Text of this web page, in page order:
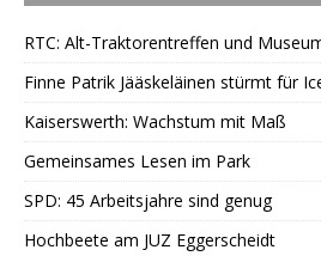
RTC: Alt-Traktorentreffen und
Finne Patrik Jääskeläinen stürmt für
Kaiserswerth: Wachstum mit Maß
Gemeinsames Lesen im Park
SPD: 45 Arbeitsjahre sind genug
Hochbeete am JUZ Eggerscheidt